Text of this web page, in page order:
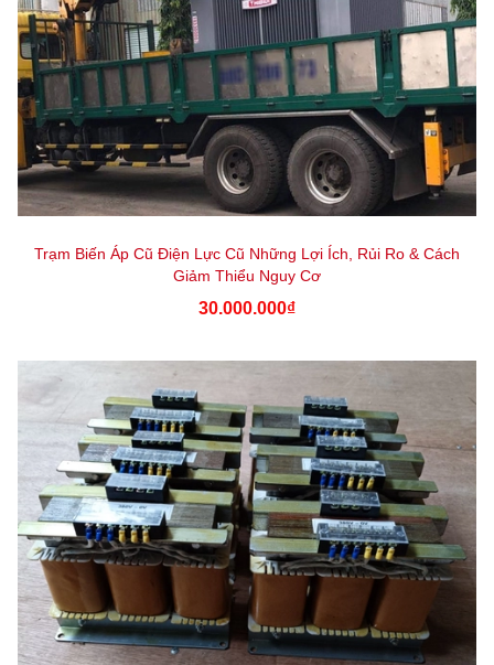
Trạm Biến Áp Cũ Điện Lực Cũ Những Lợi Ích, Rủi Ro & Cách
Giảm Thiểu Nguy Cơ
30.000.000₫